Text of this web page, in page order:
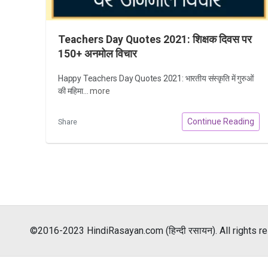
Teachers Day Quotes 2021: शिक्षक दिवस पर
150+ अनमोल विचार
Happy Teachers Day Quotes 2021: भारतीय संस्कृति में गुरुओं
की महिमा...more
Share Continue Reading
©2016-2023 HindiRasayan.com (हिन्दी रसायन). All rights